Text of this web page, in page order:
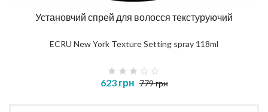
Установчий спрей для волосся текстуруючий
ECRU New York Texture Setting spray 118ml
623 грн 779 грн